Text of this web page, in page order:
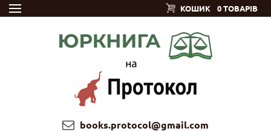
КОШИК 0 ТОВАРІВ
books.protocol@gmail.com